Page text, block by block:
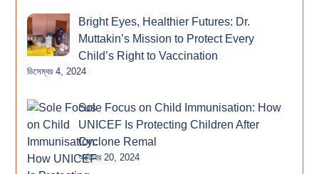
Bright Eyes, Healthier Futures: Dr.
Muttakin’s Mission to Protect Every
Child’s Right to Vaccination
ডিসেম্বর 4, 2024
Sole Focus on Child Immunisation: How
UNICEF Is Protecting Children After
Cyclone Remal
অক্টোবর 20, 2024